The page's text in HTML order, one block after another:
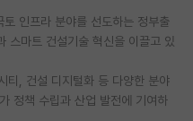
인프라 분야를 선도하는 정부출
스마트 건설기술 혁신을 이끌고 있
티, 건설 디지털화 등 다양한 분야
정책 수립과 산업 발전에 기여하